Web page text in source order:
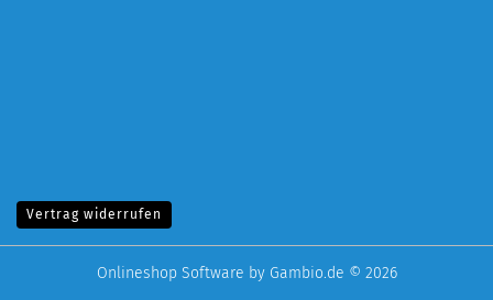
Vertrag widerrufen
Onlineshop Software by Gambio.de © 2026